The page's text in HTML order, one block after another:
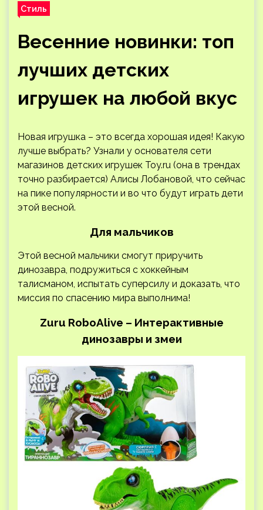
Стиль
Весенние новинки: топ
лучших детских
игрушек на любой вкус
Новая игрушка – это всегда хорошая идея! Какую
лучше выбрать? Узнали у основателя сети
магазинов детских игрушек Toy.ru (она в трендах
точно разбирается) Алисы Лобановой, что сейчас
на пике популярности и во что будут играть дети
этой весной.
Для мальчиков
Этой весной мальчики смогут приручить
динозавра, подружиться с хоккейным
талисманом, испытать суперсилу и доказать, что
миссия по спасению мира выполнима!
Zuru RoboAlive – Интерактивные
динозавры и змеи